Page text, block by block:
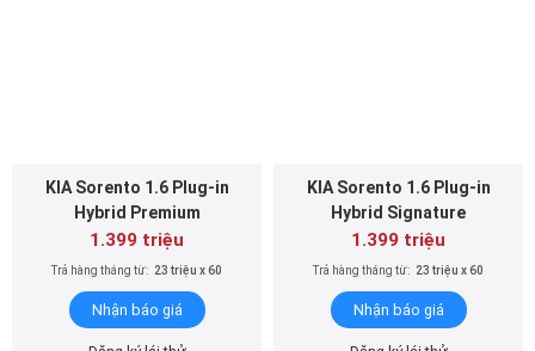
Nhận báo giá
Đăng ký lái thử
Nhận báo giá
Đăng ký lái thử